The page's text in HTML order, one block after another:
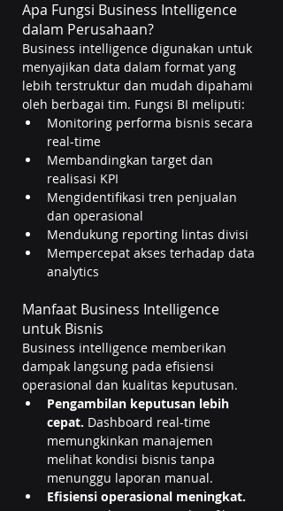
Apa Fungsi Business Intelligence
dalam Perusahaan?
Business intelligence digunakan untuk
menyajikan data dalam format yang
lebih terstruktur dan mudah dipahami
oleh berbagai tim. Fungsi BI meliputi:
Monitoring performa bisnis secara
real-time
Membandingkan target dan
realisasi KPI
Mengidentifikasi tren penjualan
dan operasional
Mendukung reporting lintas divisi
Mempercepat akses terhadap data
analytics
Manfaat Business Intelligence
untuk Bisnis
Business intelligence memberikan
dampak langsung pada efisiensi
operasional dan kualitas keputusan.
Pengambilan keputusan lebih
cepat. Dashboard real-time
memungkinkan manajemen
melihat kondisi bisnis tanpa
menunggu laporan manual.
Efisiensi operasional meningkat.